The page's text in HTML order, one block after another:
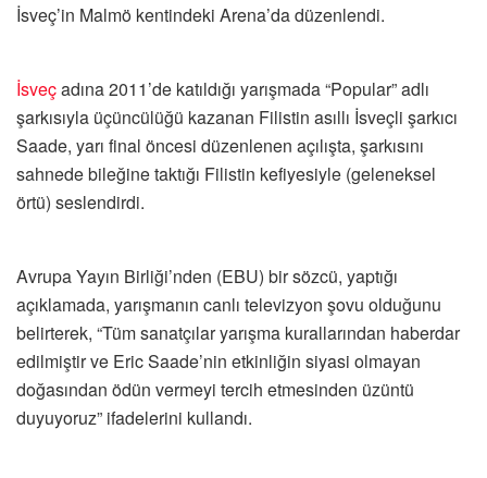
İsveç’in Malmö kentindeki Arena’da düzenlendi.
İsveçadına 2011’de katıldığı yarışmada “Popular” adlı
şarkısıyla üçüncülüğü kazanan Filistin asıllı İsveçli şarkıcı
Saade, yarı final öncesi düzenlenen açılışta, şarkısını
sahnede bileğine taktığı Filistin kefiyesiyle (geleneksel
örtü) seslendirdi.
Avrupa Yayın Birliği’nden (EBU) bir sözcü, yaptığı
açıklamada, yarışmanın canlı televizyon şovu olduğunu
belirterek, “Tüm sanatçılar yarışma kurallarından haberdar
edilmiştir ve Eric Saade’nin etkinliğin siyasi olmayan
doğasından ödün vermeyi tercih etmesinden üzüntü
duyuyoruz” ifadelerini kullandı.